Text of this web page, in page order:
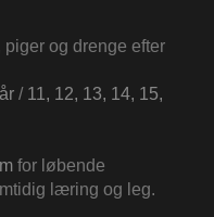
og drenge efter
/ 11, 12, 13, 14, 15,
for løbende
læring og leg.